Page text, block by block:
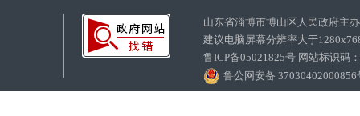
山东省淄博市博山区人民政府
建议电脑屏幕分辨率大于
鲁ICP备05021825号 网站标识码
鲁公网安备 37030402000856